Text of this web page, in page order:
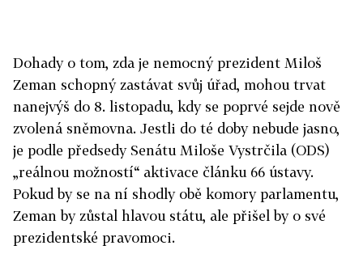
Dohady o tom, zda je nemocný prezident Miloš
Zeman schopný zastávat svůj úřad, mohou trvat
nanejvýš do 8. listopadu, kdy se poprvé sejde nově
zvolená sněmovna. Jestli do té doby nebude jasno,
je podle předsedy Senátu Miloše Vystrčila (ODS)
„reálnou možností“ aktivace článku 66 ústavy.
Pokud by se na ní shodly obě komory parlamentu,
Zeman by zůstal hlavou státu, ale přišel by o své
prezidentské pravomoci.